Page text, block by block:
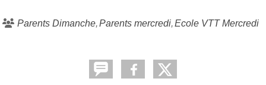
Parents Dimanche Parents mercredi Ecole VTT Mercredi